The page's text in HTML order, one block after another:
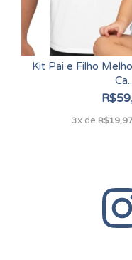
Kit Pai e Filho
3x de